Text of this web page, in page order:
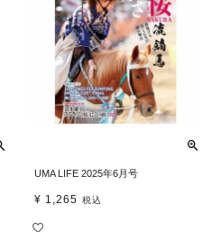
UMA LIFE 2025年6月号
¥ 1,265 税込